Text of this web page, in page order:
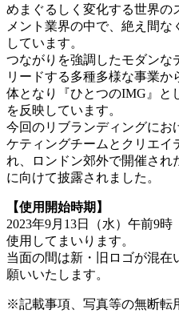
めまぐるしく変化する世界の
メント業界の中で、絶え間
しています。
つながりを強調したモダンな
リードする多種多様な事業
体となり『ひとつのIMG』と
を反映しています。
今回のリブランディングにお
ケティングチームとクリエイ
れ、ロンドン郊外で開催され
に向けて披露されました。
【使用開始時期】
2023年9月13日（水）午前9
使用してまいります。
当面の間は新・旧ロゴが混在
願いいたします。
※記載事項、写真等の無断転